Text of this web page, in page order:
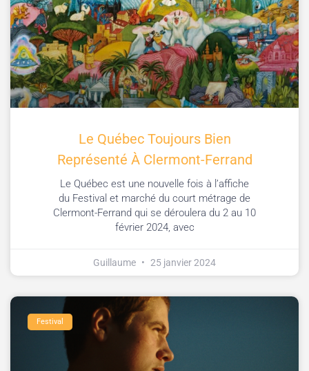
Le Québec Toujours Bien
Représenté À Clermont-Ferrand
Le Québec est une nouvelle fois à l’affiche
du Festival et marché du court métrage de
Clermont-Ferrand qui se déroulera du 2 au 10
février 2024, avec
Guillaume 25 janvier 2024
Festival